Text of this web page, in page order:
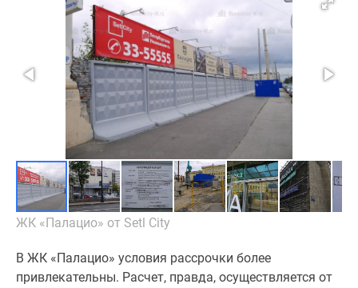
ЖК «Палацио» от Setl City
В ЖК «Палацио» условия рассрочки более
привлекательны. Расчет, правда, осуществляется от